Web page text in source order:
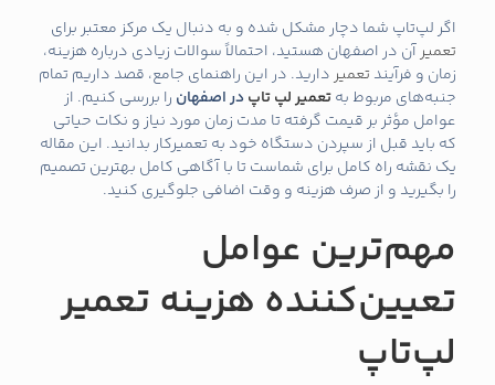
اگر لپ‌تاپ شما دچار مشکل شده و به دنبال یک مرکز معتبر برای
تعمیرآن در اصفهان هستید، احتمالاً سوالات زیادی درباره هزینه،
زمان و فرآیند تعمیر دارید. در این راهنمای جامع، قصد داریم تمام
جنبه‌های مربوط بهتعمیر لپ تاپدر اصفهان را بررسی کنیم. از
عوامل مؤثر بر قیمت گرفته تا مدت زمان مورد نیاز و نکات حیاتی
که باید قبل از سپردن دستگاه خود به تعمیرکار بدانید. این مقاله
یک نقشه راه کامل برای شماست تا با آگاهی کامل بهترین تصمیم
را بگیرید و از صرف هزینه و وقت اضافی جلوگیری کنید.
مهم‌ترین عوامل
تعیین‌کننده هزینه تعمیر
لپ‌تاپ